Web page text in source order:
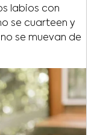
labios con
se cuarteen y
se muevan de